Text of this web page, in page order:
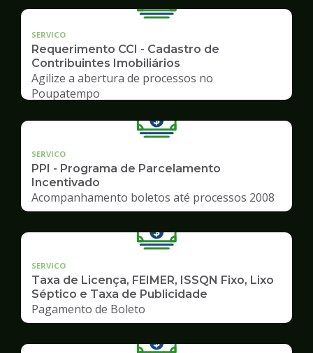
SERVICO
Requerimento CCI - Cadastro de
Contribuintes Imobiliários
Agilize a abertura de processos no
Poupatempo
SERVICO
PPI - Programa de Parcelamento
Incentivado
Acompanhamento boletos até processos 2008
SERVICO
Taxa de Licença, FEIMER, ISSQN Fixo, Lixo
Séptico e Taxa de Publicidade
Pagamento de Boleto